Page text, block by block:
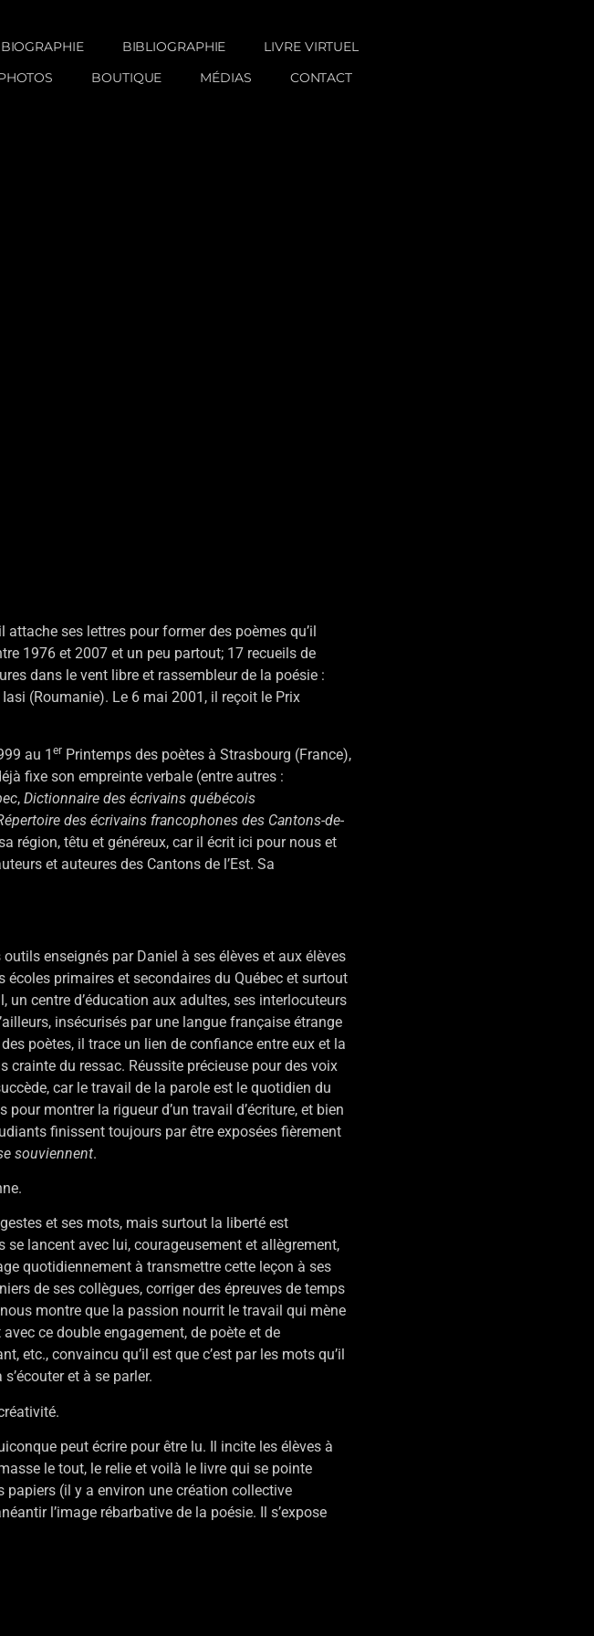
BIOGRAPHIE BIBLIOGRAPHIE
LIVRE VIRTUEL
BOUTIQUE MÉDIAS CONTACT
ses lettres pour former des poèmes qu’il
1976 et 2007 et un peu partout; 17 recueils de
dans le vent libre et rassembleur de la poésie :
Iasi (Roumanie). Le 6 mai 2001, il reçoit le Prix
au 1 er Printemps des poètes à Strasbourg (France),
fixe son empreinte verbale (entre autres :
, Dictionnaire des écrivains québécois
des écrivains francophones des Cantons-de-
région, têtu et généreux, car il écrit ici pour nous et
et auteures des Cantons de l’Est. Sa
enseignés par Daniel à ses élèves et aux élèves
écoles primaires et secondaires du Québec et surtout
un centre d’éducation aux adultes, ses interlocuteurs
insécurisés par une langue française étrange
poètes, il trace un lien de confiance entre eux et la
crainte du ressac. Réussite précieuse pour des voix
car le travail de la parole est le quotidien du
montrer la rigueur d’un travail d’écriture, et bien
finissent toujours par être exposées fièrement
souviennent.
et ses mots, mais surtout la liberté est
lancent avec lui, courageusement et allègrement,
quotidiennement à transmettre cette leçon à ses
de ses collègues, corriger des épreuves de temps
montre que la passion nourrit le travail qui mène
avec ce double engagement, de poète et de
etc., convaincu qu’il est que c’est par les mots qu’il
et à se parler.
peut écrire pour être lu. Il incite les élèves à
le tout, le relie et voilà le livre qui se pointe
(il y a environ une création collective
l’image rébarbative de la poésie. Il s’expose